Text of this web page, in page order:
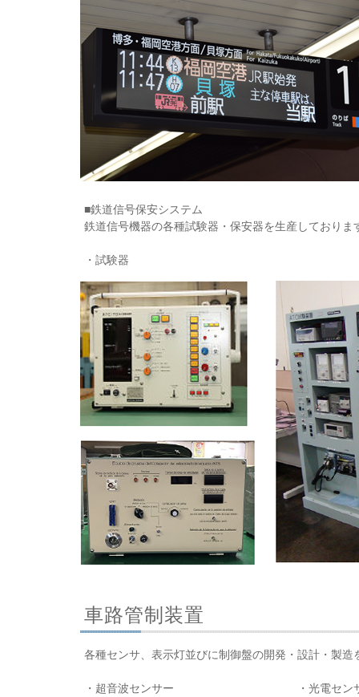
■鉄道信号保安システム
鉄道信号機器の各種試験器・保安器を生産しておりま
・試験器
車路管制装置
各種センサ、表示灯並びに制御盤の開発・設計・製造
・超音波センサー ・光